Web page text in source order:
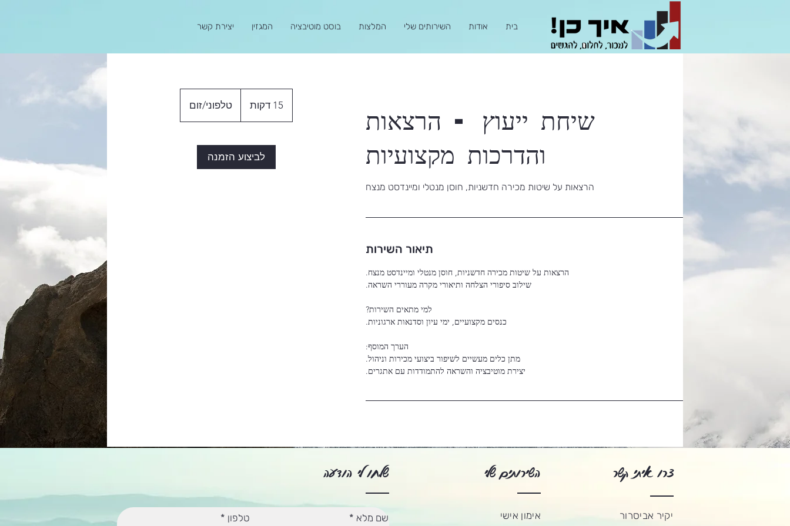
בית אודות השירותים שלי המלצות בוסט מוטיבציה המגזין יצירת קשר
שיחת ייעוץ - הרצאות
והדרכות מקצועיות
הרצאות על שיטות מכירה חדשניות, חוסן מנטלי ומיינדסט מנצח
תיאור השירות
יצירת מוטיבציה והשראה להתמודדות עם אתגרים.
15 דקות
5
ו
טלפוני/זום
לביצוע הזמנה
שלחו לי הודעה השירותים שלי צרו איתי קשר
שם מלא * טלפון * אימון אישי יקיר אביסרור